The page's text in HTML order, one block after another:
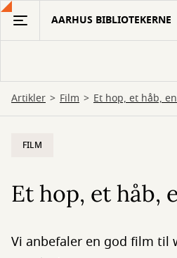
Gå
hovedindhold
AARHUS BIBLIOTEKERNE
Artikler Film Et hop, et håb,
FILM
Et hop, et håb,
Vi anbefaler en god film til